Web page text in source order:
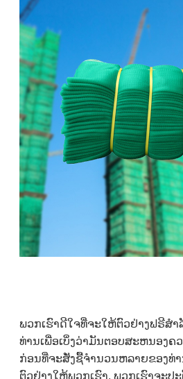
ພວກເຮົາດີໃຈທີ່ຈະໃຫ້ຕົວຢ່າງຟຣີສໍ
ທ່ານເພື່ອເບິ່ງວ່າມັນຕອບສະຫນອງຄ
ກ່ອນທີ່ຈະສັ່ງຊື້ຈໍານວນຫລາຍຂອງທ່
ຕົວຢ່າງໃຫ້ພວກເຮົາ, ພວກເຮົາຈະປ